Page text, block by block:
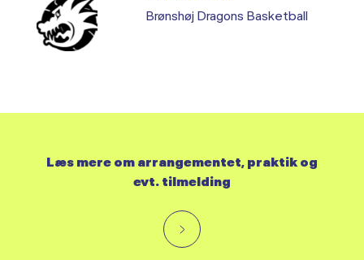
Brønshøj Dragons Basketball
Læs mere om arrangementet, praktik og
evt. tilmelding